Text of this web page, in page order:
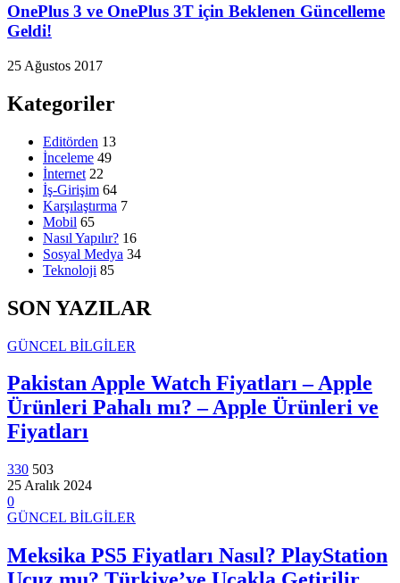
OnePlus 3 ve OnePlus 3T için Beklenen Güncelleme
Geldi!
25 Ağustos 2017
Kategoriler
Editörden 13
İnceleme 49
İnternet 22
İş-Girişim 64
Karşılaştırma 7
Mobil 65
Nasıl Yapılır? 16
Sosyal Medya 34
Teknoloji 85
SON YAZILAR
GÜNCEL BİLGİLER
Pakistan Apple Watch Fiyatları – Apple
Ürünleri Pahalı mı? – Apple Ürünleri ve
Fiyatları
330 503
25 Aralık 2024
0
GÜNCEL BİLGİLER
Meksika PS5 Fiyatları Nasıl? PlayStation